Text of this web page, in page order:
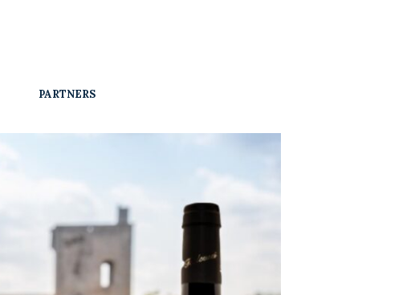
PARTNERS